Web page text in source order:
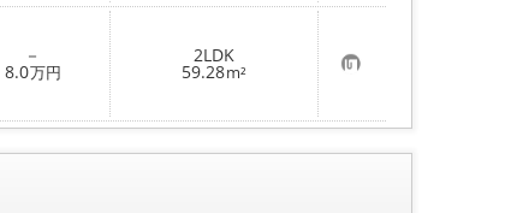
入
り
登
録
－
8.0万円
2LDK
59.28m² お
気
に
入
登